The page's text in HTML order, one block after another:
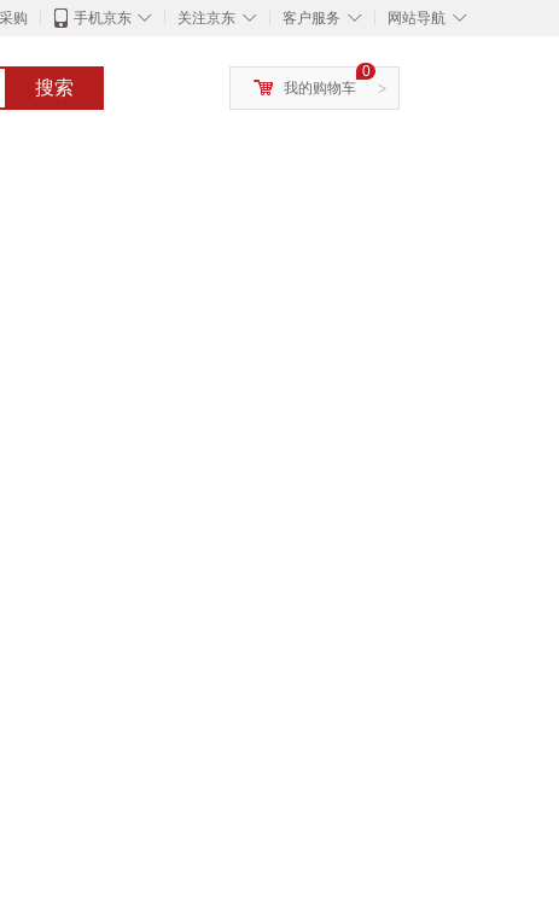
购 ◇
手机京东 ◇
关注京东 ◇
客户服务 ◇
网站导航
搜索 >
0
我的购物车